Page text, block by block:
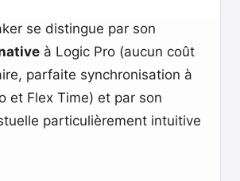
se distingue par son
à Logic Pro (aucun coût
parfaite synchronisation à
et Flex Time) et par son
particulièrement intuitive